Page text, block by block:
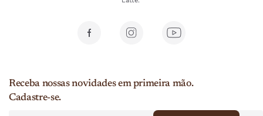
Receba nossas novidades em primeira mão.
Cadastre-se.